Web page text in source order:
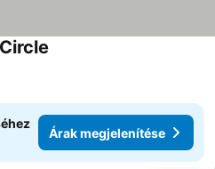
Árak megjelenítése